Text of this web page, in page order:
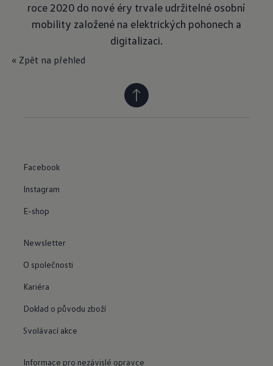
roce 2020 do nové éry trvale udržitelné osobní
mobility založené na elektrických pohonech a
digitalizaci.
« Zpět na přehled
Facebook
Instagram
E-shop
Newsletter
O společnosti
Kariéra
Doklad o původu zboží
Svolávací akce
Informace pro nezávislé opravce